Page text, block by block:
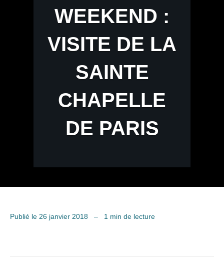
WEEKEND :
VISITE DE LA
SAINTE
CHAPELLE
DE PARIS
Publié le 26 janvier 2018 – 1 min de lecture